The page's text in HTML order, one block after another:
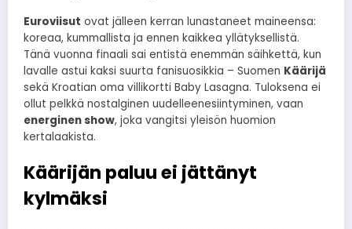
Euroviisut ovat jälleen kerran lunastaneet maineensa:
koreaa, kummallista ja ennen kaikkea yllätyksellistä.
Tänä vuonna finaali sai entistä enemmän säihkettä, kun
lavalle astui kaksi suurta fanisuosikkia – Suomen Käärijä
sekä Kroatian oma villikortti Baby Lasagna. Tuloksena ei
ollut pelkkä nostalginen uudelleenesiintyminen, vaan
energinen show, joka vangitsi yleisön huomion
kertalaakista.
Käärijän paluu ei jättänyt
kylmäksi